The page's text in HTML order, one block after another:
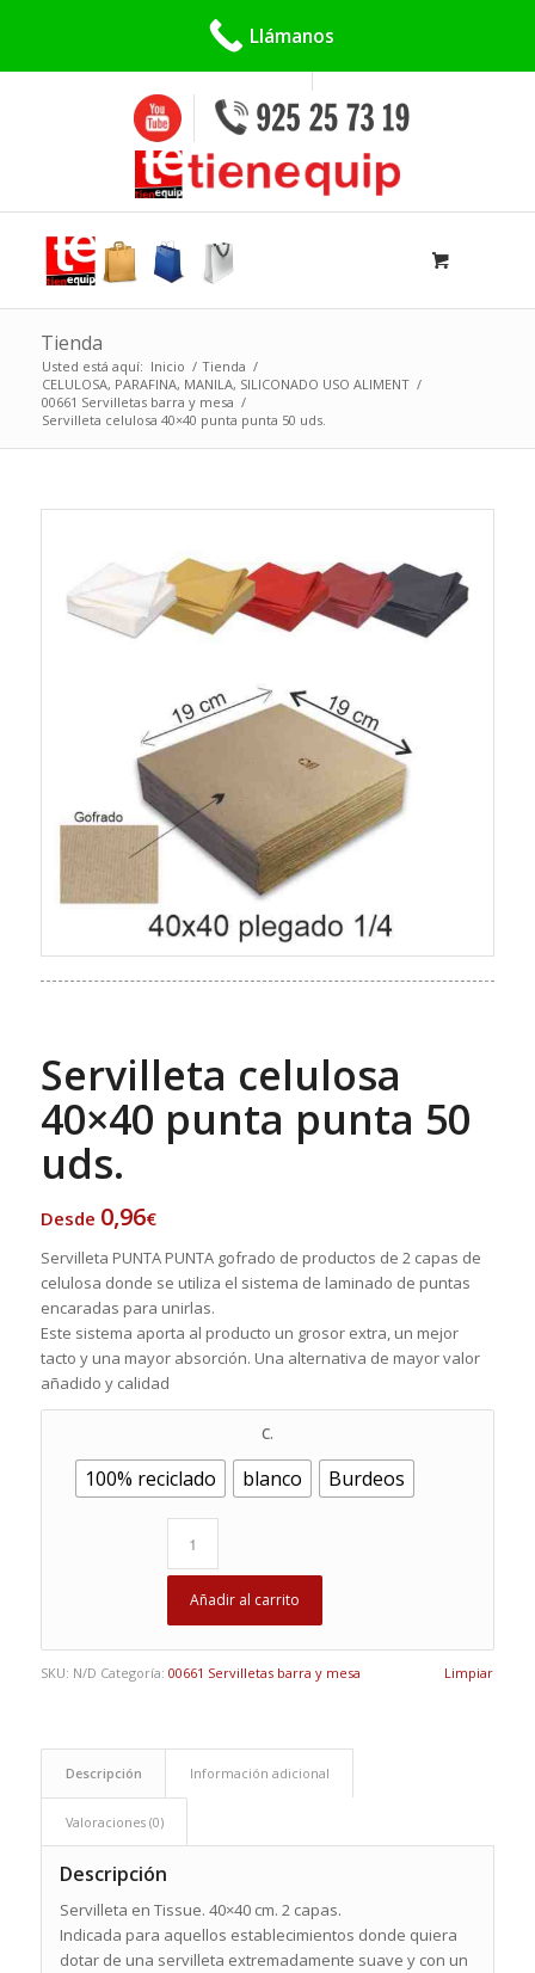
Tienda
Usted está aquí: Inicio / Tienda /
CELULOSA, PARAFINA, MANILA, SILICONADO USO ALIMENT /
00661 Servilletas barra y mesa /
Servilleta celulosa 40×40 punta punta 50 uds.
Servilleta celulosa
40×40 punta punta 50
uds.
Desde 0,96€
Servilleta PUNTA PUNTA gofrado de productos de 2 capas de
celulosa donde se utiliza el sistema de laminado de puntas
encaradas para unirlas.
Este sistema aporta al producto un grosor extra, un mejor
tacto y una mayor absorción. Una alternativa de mayor valor
añadido y calidad
C.
100% reciclado blanco Burdeos
Limpiar
Añadir al carrito
SKU: N/D Categoría: 00661 Servilletas barra y mesa
Descripción Información adicional
Valoraciones (0)
Descripción
Servilleta en Tissue. 40×40 cm. 2 capas.
Indicada para aquellos establecimientos donde quiera
dotar de una servilleta extremadamente suave y con un
Llámanos